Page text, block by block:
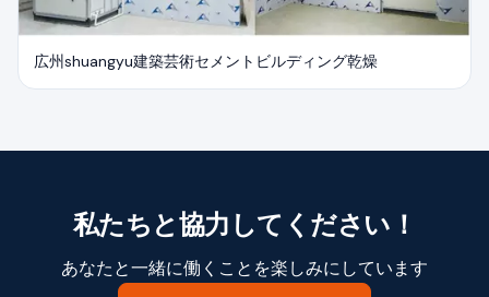
広州shuangyu建築芸術セメントビルディング乾燥
私たちと協力してください！
あなたと一緒に働くことを楽しみにしています